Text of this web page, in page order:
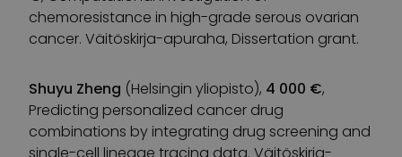
chemoresistance in high-grade serous ovarian
cancer. Väitöskirja-apuraha, Dissertation grant.
Shuyu Zheng (Helsingin yliopisto), 4 000 €,
Predicting personalized cancer drug
combinations by integrating drug screening and